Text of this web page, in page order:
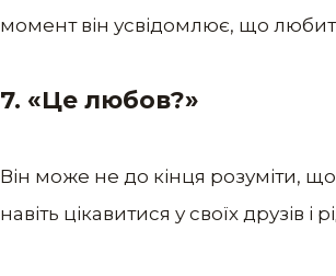
момент він усвідомлює, що
7. «Це любов?»
Він може не до кінця розуміти,
навіть цікавитися у своїх друзів і